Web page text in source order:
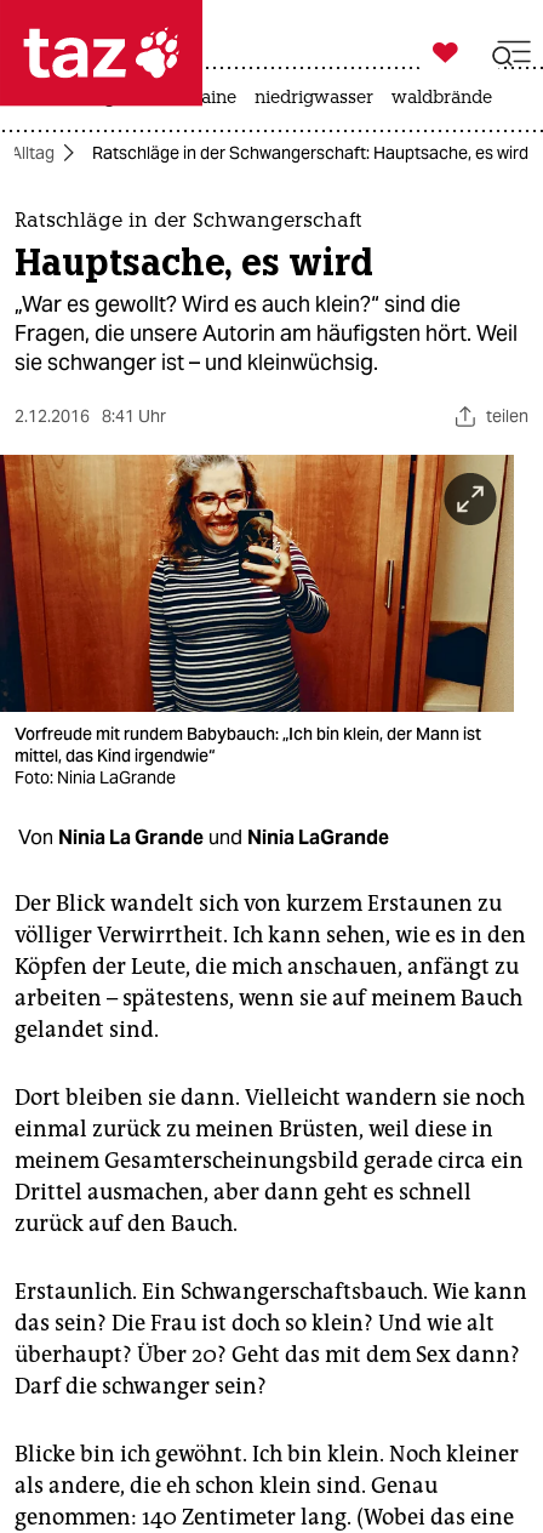
 taz zahl ich
taz zahl ich
themen
politik
öko
gesellschaft
sport
berlin
nord
wahrheit
verlag
verlag
shop
fragen & hilfe
unterstützen
abo
genossenschaft
epaper login

taz zahl ich
krieg in der ukraine niedrigwasser waldbrände
Alltag Ratschläge in der Schwangerschaft: Hauptsache, es wird
Ratschläge in der Schwangerschaft
Hauptsache, es wird
„War es gewollt? Wird es auch klein?“ sind die
Fragen, die unsere Autorin am häufigsten hört. Weil
sie schwanger ist – und kleinwüchsig.
2.12.2016 8:41 Uhr teilen
Vorfreude mit rundem Babybauch: „Ich bin klein, der Mann ist
mittel, das Kind irgendwie“
Foto: Ninia LaGrande
Von Ninia La Grande und Ninia LaGrande
Der Blick wandelt sich von kurzem Erstaunen zu
völliger Verwirrtheit. Ich kann sehen, wie es in den
Köpfen der Leute, die mich anschauen, anfängt zu
arbeiten – spätestens, wenn sie auf meinem Bauch
gelandet sind.
Dort bleiben sie dann. Vielleicht wandern sie noch
einmal zurück zu meinen Brüsten, weil diese in
meinem Gesamterscheinungsbild gerade circa ein
Drittel ausmachen, aber dann geht es schnell
zurück auf den Bauch.
Erstaunlich. Ein Schwangerschaftsbauch. Wie kann
das sein? Die Frau ist doch so klein? Und wie alt
überhaupt? Über 20? Geht das mit dem Sex dann?
Darf die schwanger sein?
Blicke bin ich gewöhnt. Ich bin klein. Noch kleiner
als andere, die eh schon klein sind. Genau
genommen: 140 Zentimeter lang. (Wobei das eine